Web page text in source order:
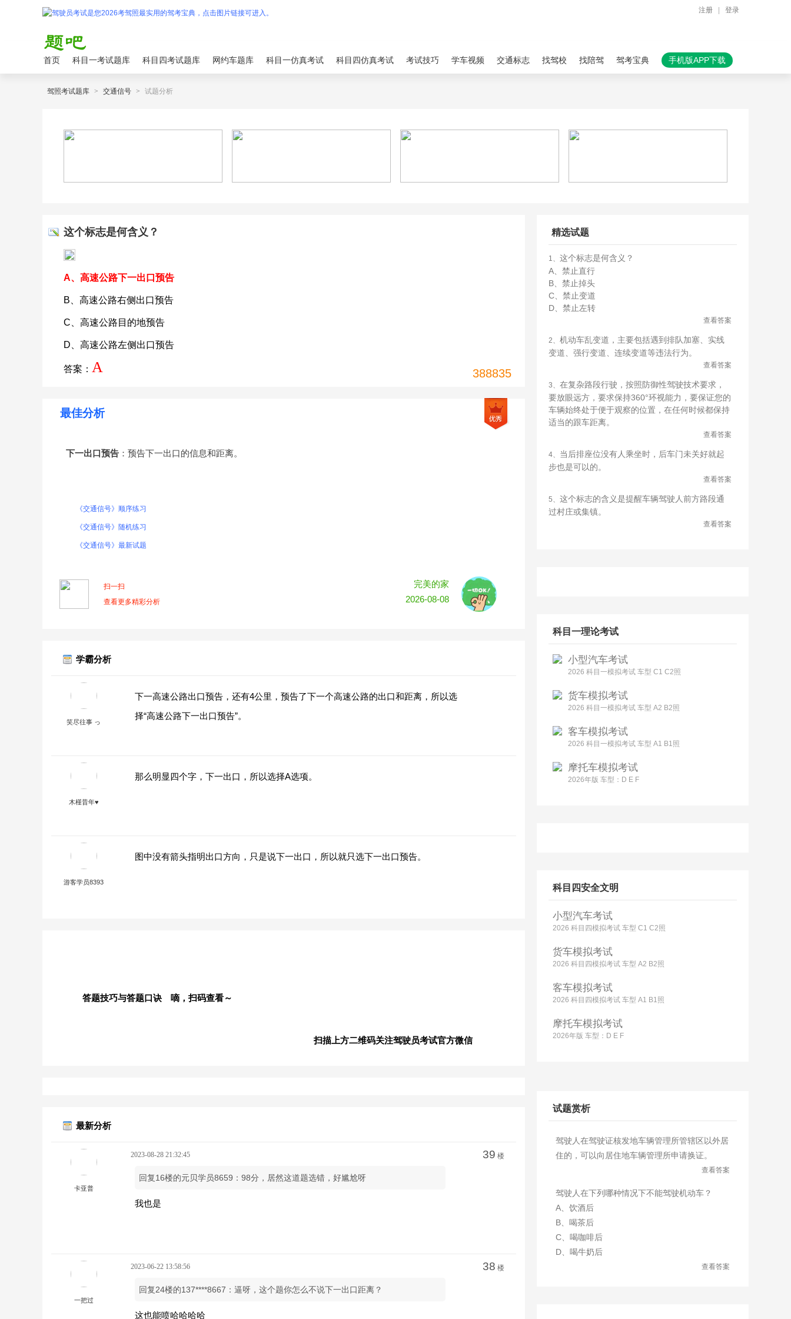
注册 登录
首页 科目一考试题库 科目四考试题库 网约车题库 科目一仿真考试 科目四仿真考试 考试技巧 学车视频 交通标志 找驾校 找陪驾 驾考宝典 手机版APP下载
驾照考试题库 > 交通信号 > 试题分析
这个标志是何含义？
A、高速公路下一出口预告
B、高速公路右侧出口预告
C、高速公路目的地预告
D、高速公路左侧出口预告
答案： A 388835
最佳分析
下一出口预告 ：预告下一出口的信息和距离。
《交通信号》顺序练习
《交通信号》随机练习
《交通信号》最新试题
扫一扫
查看更多精彩分析
完美的家
2026-08-08
学霸分析
笑尽往事 っ
下一高速公路出口预告，还有4公里，预告了下一个高速公路的出口和距离，所以选
择“高速公路下一出口预告”。
木槿昔年♥
那么明显四个字，下一出口，所以选择A选项。
游客学员8393
图中没有箭头指明出口方向，只是说下一出口，所以就只选下一出口预告。
答题技巧与答题口诀 嘀，扫码查看～
扫描上方二维码关注驾驶员考试官方微信
最新分析
卡亚普
2023-08-28 21:32:45 39 楼
回复16楼的元贝学员8659：98分，居然这道题选错，好尴尬呀
我也是
一把过
2023-06-22 13:58:56 38 楼
回复24楼的137****8667：逼呀，这个题你怎么不说下一出口距离？
这也能喷哈哈哈哈
精选试题
1、 这个标志是何含义？
A、禁止直行
B、禁止掉头
C、禁止变道
D、禁止左转
查看答案
2、 机动车乱变道，主要包括遇到排队加塞、实线
变道、强行变道、连续变道等违法行为。
查看答案
3、 在复杂路段行驶，按照防御性驾驶技术要求，
要放眼远方，要求保持360°环视能力，要保证您的
车辆始终处于便于观察的位置，在任何时候都保持
适当的跟车距离。
查看答案
4、 当后排座位没有人乘坐时，后车门未关好就起
步也是可以的。
查看答案
5、 这个标志的含义是提醒车辆驾驶人前方路段通
过村庄或集镇。
查看答案
科目一理论考试
小型汽车考试
2026 科目一模拟考试 车型 C1 C2照
货车模拟考试
2026 科目一模拟考试 车型 A2 B2照
客车模拟考试
2026 科目一模拟考试 车型 A1 B1照
摩托车模拟考试
2026年版 车型：D E F
科目四安全文明
小型汽车考试
2026 科目四模拟考试 车型 C1 C2照
货车模拟考试
2026 科目四模拟考试 车型 A2 B2照
客车模拟考试
2026 科目四模拟考试 车型 A1 B1照
摩托车模拟考试
2026年版 车型：D E F
试题赏析
驾驶人在驾驶证核发地车辆管理所管辖区以外居
住的，可以向居住地车辆管理所申请换证。
查看答案
驾驶人在下列哪种情况下不能驾驶机动车？
A、饮酒后
B、喝茶后
C、喝咖啡后
D、喝牛奶后
查看答案